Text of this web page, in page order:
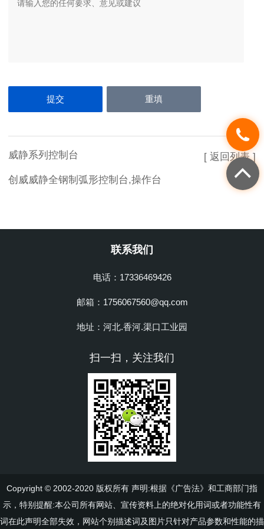
威静系列控制台
创威威静全钢制弧形控制台,操作台
[ 返回列表 ]
联系我们
电话：17336469426
邮箱：1756067560@qq.com
地址：河北.香河.渠口工业园
扫一扫，关注我们
Copyright © 2002-2020 版权所有 声明:根据《广告法》和工商部门指
示，特别提醒:本公司所有网站、宣传资料上的绝对化用词或者功能性有
词在此声明全部失效，网站个别描述词及图片只针对产品参数和性能的描